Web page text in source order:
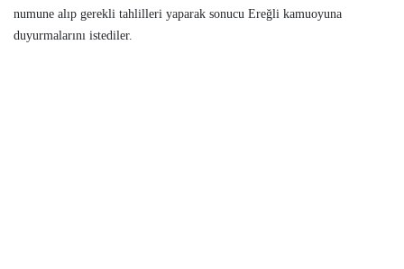
numune alıp gerekli tahlilleri yaparak sonucu Ereğli kamuoyuna
duyurmalarını istediler.